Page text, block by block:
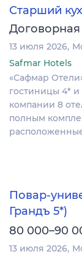
Старший
Договорная
13 июля 2026
Safmar Hotels
«Сафмар
гостиницы 4* и
компании 8
полным
Повар-
Грандъ 5*)
80 000–90
13 июля 2026